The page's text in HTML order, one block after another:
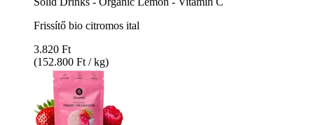
Frissítő bio citromos ital
3.820 Ft
(152.800 Ft / kg)